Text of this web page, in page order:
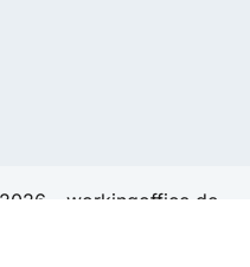
- workingoffice.de